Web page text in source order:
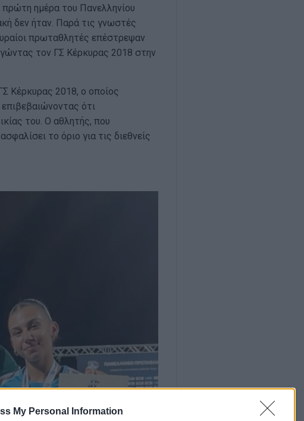
My Personal Information
ημέρα του Πανελληνίου
δεν ήταν. Παρά τις γνωστές
πρωταθλητές επέστρεψαν
τον ΓΣ Κέρκυρας 2018 στην
Κέρκυρας 2018, ο οποίος
ότι
του. Ο αθλητής, που
το όριο για τις διεθνείς